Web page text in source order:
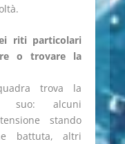
riti particolari
o trovare la
trova la
suo: alcuni
stando
battuta, altri